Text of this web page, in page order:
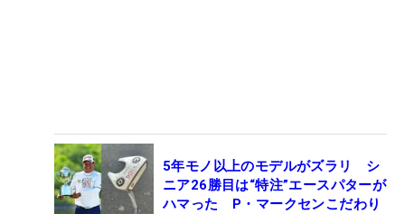
5年モノ以上のモデルがズラリ シ
ニア26勝目は“特注”エースパターが
ハマった P・マークセンこだわり